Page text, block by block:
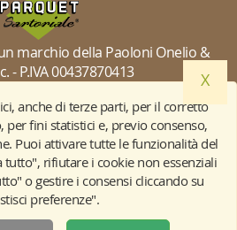
marchio della Paoloni Onelio &
- P.IVA 00437870413
marchio depositato e di diritto esclusivo
Commercio di Pesaro e Urbino con
in data 06/06/2016
Artistiko Studio
X
anche di terze parti, per il corretto
fini statistici e, previo consenso,
Puoi attivare tutte le funzionalità del
tutto", rifiutare i cookie non essenziali
o gestire i consensi cliccando su
preferenze".